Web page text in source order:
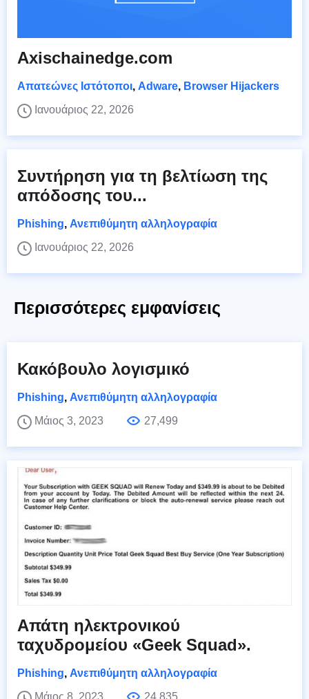
Axischainedge.com
Απατεώνες Ιστότοποι, Adware, Browser Hijackers
Ιανουάριος 22, 2026
Συντήρηση για τη βελτίωση της
απόδοσης του...
Phishing, Ανεπιθύμητη αλληλογραφία
Ιανουάριος 22, 2026
Περισσότερες εμφανίσεις
Κακόβουλο λογισμικό
Phishing, Ανεπιθύμητη αλληλογραφία
Μάιος 3, 2023
27,499
Απάτη ηλεκτρονικού
ταχυδρομείου «Geek Squad».
Phishing, Ανεπιθύμητη αλληλογραφία